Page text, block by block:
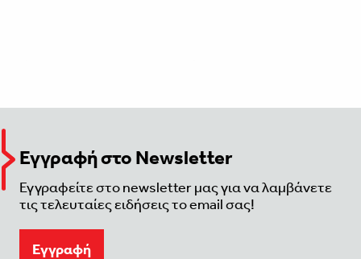
Εγγραφή στο Newsletter
Εγγραφείτε στο newsletter μας για να λαμβάνετε
τις τελευταίες ειδήσεις το email σας!
Eγγραφή